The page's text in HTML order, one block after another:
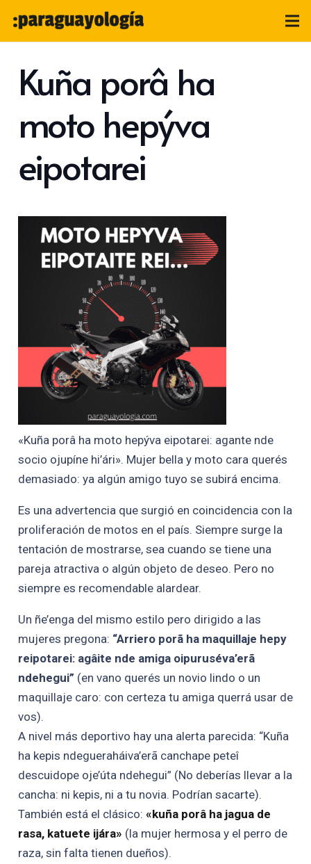
Kuña porâ ha
moto hepýva
eipotarei
«Kuña porâ ha moto hepýva eipotarei: agante nde
socio ojupíne hi’ári». Mujer bella y moto cara querés
demasiado: ya algún amigo tuyo se subirá encima.
Es una advertencia que surgió en coincidencia con la
proliferación de motos en el país. Siempre surge la
tentación de mostrarse, sea cuando se tiene una
pareja atractiva o algún objeto de deseo. Pero no
siempre es recomendable alardear.
Un ñe’enga del mismo estilo pero dirigido a las
mujeres pregona: “Arriero porã ha maquillaje hepy
reipotarei: agâite nde amiga oipuruséva’erã
ndehegui” (en vano querés un novio lindo o un
maquillaje caro: con certeza tu amiga querrá usar de
vos).
A nivel más deportivo hay una alerta parecida: “Kuña
ha kepis ndegueraháiva’erã canchape peteî
descuidope oje’úta ndehegui” (No deberías llevar a la
cancha: ni kepis, ni a tu novia. Podrían sacarte).
También está el clásico: «kuña porâ ha jagua de
rasa, katuete ijára» (la mujer hermosa y el perro de
raza, sin falta tienen dueños).